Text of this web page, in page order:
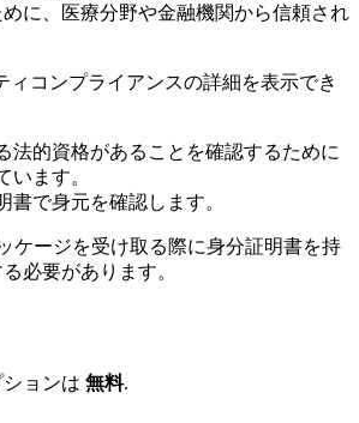
に、医療分野や金融機関から信頼され
ィコンプライアンスの詳細を表示でき
法的資格があることを確認するために
います。
書で身元を確認します。
ケージを受け取る際に身分証明書を持
必要があります。
ョンは 無料.